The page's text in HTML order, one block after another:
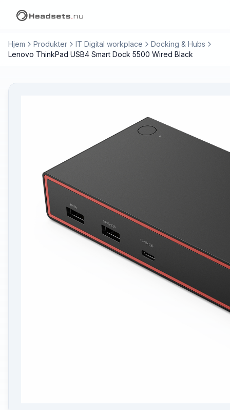
Hjem Produkter IT Digital workplace
Docking & Hubs
Lenovo ThinkPad USB4 Smart Dock 5500 Wired Black